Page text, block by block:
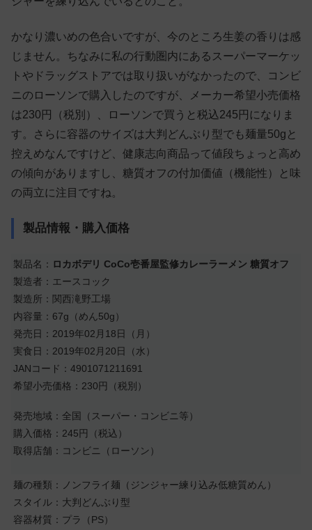
かなり濃いめの色合いですが、今のところ生姜の香りは感
じません。ちなみに私の行動圏内にあるスーパーマーケッ
トやドラッグストアでは取り扱いがなかったので、コンビ
ニのローソンで購入したのですが、メーカー希望小売価格
は230円（税別）、ローソンで買うと税込245円になりま
す。さらに容器のサイズは大判どんぶり型でも麺量50gと
控えめなんですけど、健康志向商品って値段ちょっと高め
の傾向がありますし、糖質オフの付加価値（機能性）と味
の両立に注目ですね。
製品情報・購入価格
製品名： ロカボデリ CoCo壱番屋監修カレーラーメン 糖質オフ
製造者：エースコック
製造所：関西滝野工場
内容量：67g（めん50g）
発売日：2019年02月18日（月）
実食日：2019年02月20日（水）
JANコード：4901071211691
希望小売価格：230円（税別）
発売地域：全国（スーパー・コンビニ等）
購入価格：245円（税込）
取得店舗：コンビニ（ローソン）
麺の種類：ノンフライ麺（ジンジャー練り込み低糖質めん）
スタイル：大判どんぶり型
容器材質：プラ（PS）